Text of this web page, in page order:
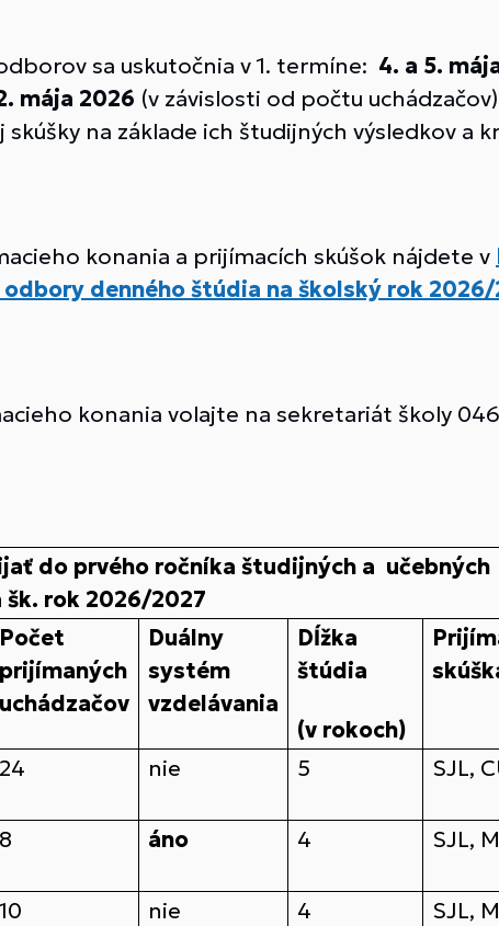
sa uskutočnia v 1. termíne: 4. a 5.
mája 2026 (v závislosti od počtu
na základe ich študijných výsledkov a
konania a prijímacích skúšok nájdete v
denného štúdia na školský rok 2026/
konania volajte na sekretariát školy 046/
do prvého ročníka študijných a učebných
rok 2026/2027
Počet
prijímaných
uchádzačov
Duálny
systém
vzdelávania
Dĺžka
štúdia
(v rokoch)
24 nie 5 SJL,
8 áno 4 SJL,
10 nie 4 SJL,